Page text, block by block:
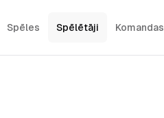
Spēles Spēlētāji Komandas